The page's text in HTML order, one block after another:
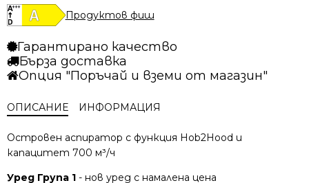
Продуктов фиш
Гарантирано качество
Бърза доставка
Опция "Поръчай и вземи от магазин"
ОПИСАНИЕ ИНФОРМАЦИЯ
Островен аспиратор с функция Hob2Hood и
капацитет 700 м³/ч
Уред Група 1 - нов уред с намалена цена